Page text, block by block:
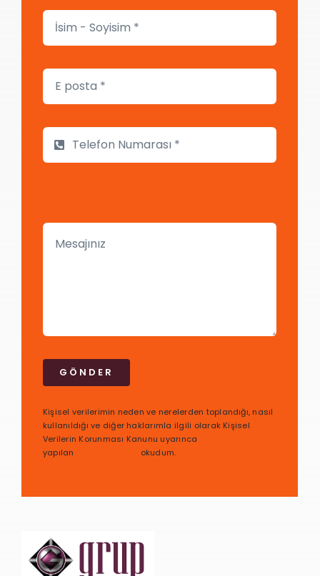
GÖNDER
Kişisel verilerimin neden ve nerelerden toplandığı, nasıl
kullanıldığı ve diğer haklarımla ilgili olarak Kişisel
Verilerin Korunması Kanunu uyarınca
yapılan
okudum.